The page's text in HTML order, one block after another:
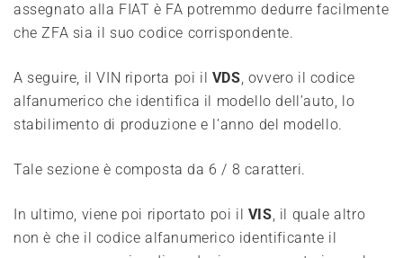
assegnato alla FIAT è FA potremmo dedurre facilmente
che ZFA sia il suo codice corrispondente.
A seguire, il VIN riporta poi il VDS, ovvero il codice
alfanumerico che identifica il modello dell’auto, lo
stabilimento di produzione e l’anno del modello.
Tale sezione è composta da 6 / 8 caratteri.
In ultimo, viene poi riportato poi il VIS, il quale altro
non è che il codice alfanumerico identificante il